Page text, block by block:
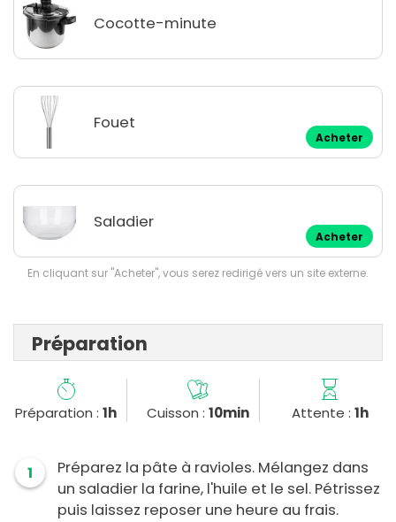
Cocotte-minute
Fouet
Acheter
Saladier
Acheter
En cliquant sur "Acheter", vous serez redirigé vers un site externe.
Préparation
Préparation :1h Cuisson : 10min Attente : 1h
1
Préparez la pâte à ravioles. Mélangez dans
un saladier la farine, l'huile et le sel. Pétrissez
puis laissez reposer une heure au frais.